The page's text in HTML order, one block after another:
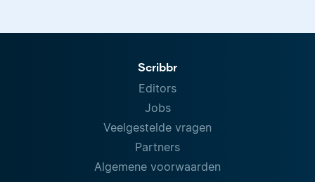
Scribbr
Editors
Jobs
Veelgestelde vragen
Partners
Algemene voorwaarden